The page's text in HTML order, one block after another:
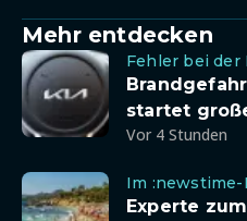
Mehr entdecken
Fehler bei der
startet
Vor 4 Stunden
Im
Experte